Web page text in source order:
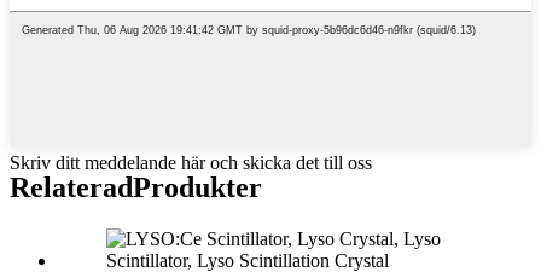
Skriv ditt meddelande här och skicka det till oss
RelateradProdukter